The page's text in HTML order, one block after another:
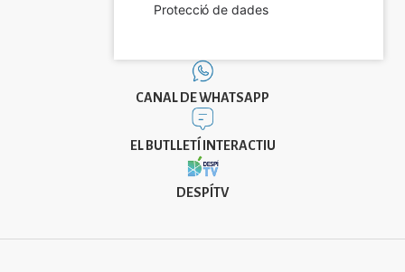
Protecció de dades
CANAL DE WHATSAPP
EL BUTLLETÍ INTERACTIU
DESPÍTV